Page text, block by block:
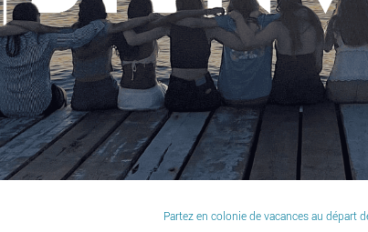
Partez en colonie de vacances au départ